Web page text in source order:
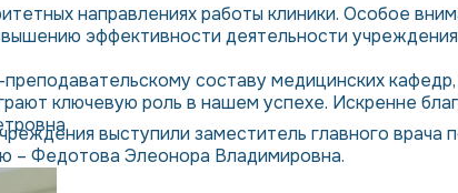
направлениях работы клиники. Особое
эффективности деятельности
составу медицинских
ключевую роль в нашем успехе. Искренне
выступили заместитель главного
– Федотова Элеонора Владимировна.